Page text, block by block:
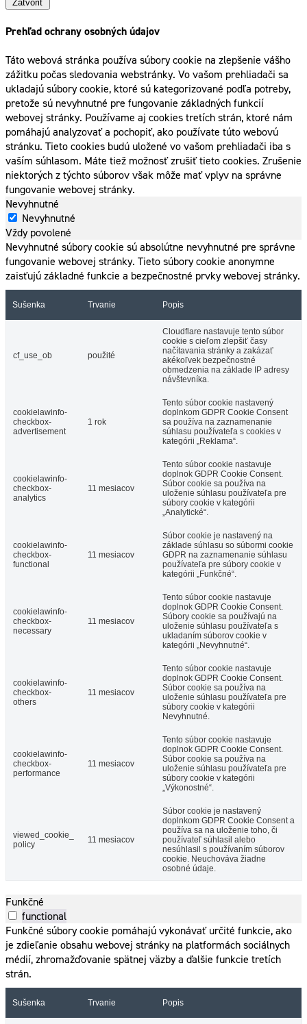
Zatvoriť
Prehľad ochrany osobných údajov
Táto webová stránka používa súbory cookie na zlepšenie vášho
zážitku počas sledovania webstránky. Vo vašom prehliadači sa
ukladajú súbory cookie, ktoré sú kategorizované podľa potreby,
pretože sú nevyhnutné pre fungovanie základných funkcií
webovej stránky. Používame aj cookies tretích strán, ktoré nám
pomáhajú analyzovať a pochopiť, ako používate túto webovú
stránku. Tieto cookies budú uložené vo vašom prehliadači iba s
vaším súhlasom. Máte tiež možnosť zrušiť tieto cookies. Zrušenie
niektorých z týchto súborov však môže mať vplyv na správne
fungovanie webovej stránky.
Nevyhnutné
Nevyhnutné
Vždy povolené
Nevyhnutné súbory cookie sú absolútne nevyhnutné pre správne
fungovanie webovej stránky. Tieto súbory cookie anonymne
zaisťujú základné funkcie a bezpečnostné prvky webovej stránky.
Sušenka Trvanie Popis
cf_use_ob použité
Cloudflare nastavuje tento súbor
cookie s cieľom zlepšiť časy
načítavania stránky a zakázať
akékoľvek bezpečnostné
obmedzenia na základe IP adresy
návštevníka.
cookielawinfo-
checkbox-
advertisement
1 rok
Tento súbor cookie nastavený
doplnkom GDPR Cookie Consent
sa používa na zaznamenanie
súhlasu používateľa s cookies v
kategórii „Reklama“.
cookielawinfo-
checkbox-
analytics
11 mesiacov
Tento súbor cookie nastavuje
doplnok GDPR Cookie Consent.
Súbor cookie sa používa na
uloženie súhlasu používateľa pre
súbory cookie v kategórii
„Analytické“.
cookielawinfo-
checkbox-
functional
11 mesiacov
Súbor cookie je nastavený na
základe súhlasu so súbormi cookie
GDPR na zaznamenanie súhlasu
používateľa pre súbory cookie v
kategórii „Funkčné“.
cookielawinfo-
checkbox-
necessary
11 mesiacov
Tento súbor cookie nastavuje
doplnok GDPR Cookie Consent.
Súbory cookie sa používajú na
uloženie súhlasu používateľa s
ukladaním súborov cookie v
kategórii „Nevyhnutné“.
cookielawinfo-
checkbox-
others
11 mesiacov
Tento súbor cookie nastavuje
doplnok GDPR Cookie Consent.
Súbor cookie sa používa na
uloženie súhlasu používateľa pre
súbory cookie v kategórii
Nevyhnutné.
cookielawinfo-
checkbox-
performance
11 mesiacov
Tento súbor cookie nastavuje
doplnok GDPR Cookie Consent.
Súbor cookie sa používa na
uloženie súhlasu používateľa pre
súbory cookie v kategórii
„Výkonostné“.
viewed_cookie_
policy
11 mesiacov
Súbor cookie je nastavený
doplnkom GDPR Cookie Consent a
používa sa na uloženie toho, či
používateľ súhlasil alebo
nesúhlasil s používaním súborov
cookie. Neuchováva žiadne
osobné údaje.
Funkčné
functional
Funkčné súbory cookie pomáhajú vykonávať určité funkcie, ako
je zdieľanie obsahu webovej stránky na platformách sociálnych
médií, zhromažďovanie spätnej väzby a ďalšie funkcie tretích
strán.
Sušenka Trvanie Popis